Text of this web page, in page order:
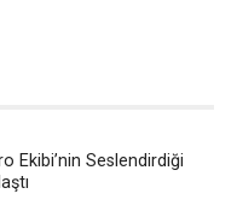
Ekibi’nin Seslendirdiği